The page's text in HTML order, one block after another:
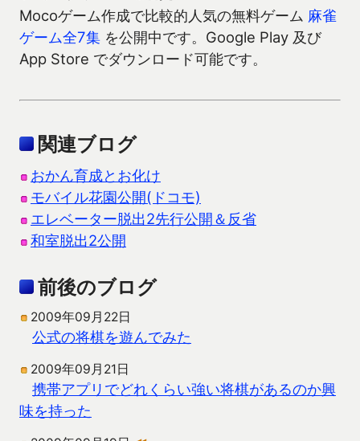
Mocoゲーム作成で比較的人気の無料ゲーム 麻雀
ゲーム全7集 を公開中です。Google Play 及び
App Store でダウンロード可能です。
関連ブログ
おかん育成とお化け
モバイル花園公開(ドコモ)
エレベーター脱出2先行公開＆反省
和室脱出2公開
前後のブログ
2009年09月22日
公式の将棋を遊んでみた
2009年09月21日
携帯アプリでどれくらい強い将棋があるのか興
味を持った